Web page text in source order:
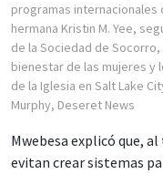
programas internacionales
hermana Kristin M. Yee,
de la Sociedad de
bienestar de las mujeres y
de la Iglesia en Salt Lake
Murphy, Deseret News
Mwebesa explicó que,
evitan crear sistemas